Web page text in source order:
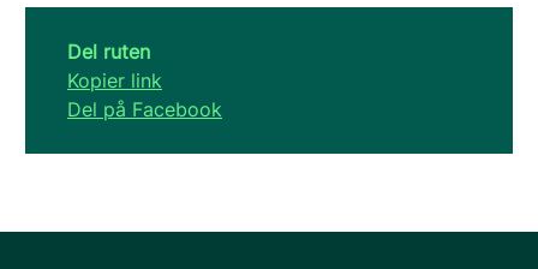
Del ruten
Kopier link
Del på Facebook